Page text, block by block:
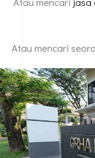
Atau mencari